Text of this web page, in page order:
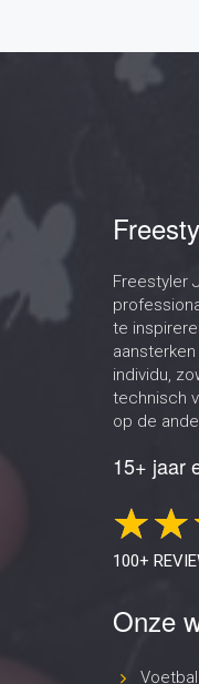
Freestyler
te
individu,
technisch
op de
15+ jaar
100+
Onze